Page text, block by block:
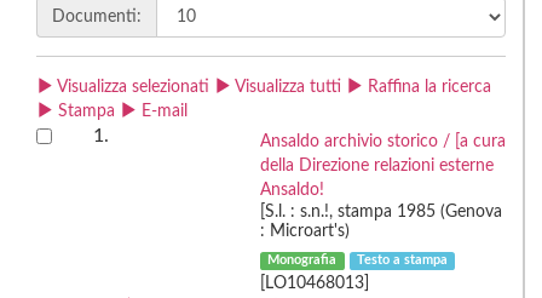
Documenti:
Visualizza selezionati Visualizza tutti
Raffina la ricerca
Stampa
E-mail
1.
Ansaldo archivio storico / [a cura
della Direzione relazioni esterne
Ansaldo!
[S.l. : s.n.!, stampa 1985 (Genova
: Microart's)
Monografia Testo a stampa
[LO10468013]